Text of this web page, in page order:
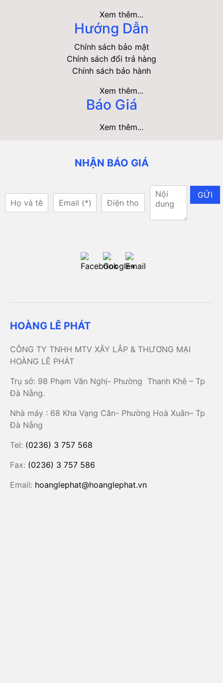
Xem thêm...
Hướng Dẫn
Chính sách bảo mật
Chính sách đổi trả hàng
Chính sách bảo hành
Xem thêm...
Báo Giá
Xem thêm...
NHẬN BÁO GIÁ
GỬI
HOÀNG LÊ PHÁT
CÔNG TY TNHH MTV XÂY LẮP & THƯƠNG MẠI
HOÀNG LÊ PHÁT
Trụ sở: 98 Phạm Văn Nghị- Phường Thanh Khê – Tp
Đà Nẵng.
Nhà máy : 68 Kha Vạng Cân- Phường Hoà Xuân– Tp
Đà Nẵng
Tel: (0236) 3 757 568
Fax: (0236) 3 757 586
Email: hoanglephat@hoanglephat.vn